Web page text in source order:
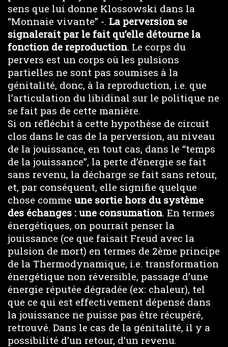
sens que lui donne Klossowski dans la
“Monnaie vivante” -. La perversion se
signalerait par le fait qu’elle détourne la
fonction de reproduction. Le corps du
pervers est un corps où les pulsions
partielles ne sont pas soumises à la
génitalité, donc, à la reproduction, i.e. que
l’articulation du libidinal sur le politique ne
se fait pas de cette manière.
Si on réfléchit à cette hypothèse de circuit
clos dans le cas de la perversion, au niveau
de la jouissance, en tout cas, dans le “temps
de la jouissance”, la perte d’énergie se fait
sans revenu, la décharge se fait sans retour,
et, par conséquent, elle signifie quelque
chose comme une sortie hors du système
des échanges : une consumation. En termes
énergétiques, on pourrait penser la
jouissance (ce que faisait Freud avec la
pulsion de mort) en termes de 2ème principe
de la Thermodynamique, i.e. transformation
énergétique non réversible, passage d’une
énergie réputée dégradée (ex: chaleur), tel
que ce qui est effectivement dépensé dans
la jouissance ne puisse pas être récupéré,
retrouvé. Dans le cas de la génitalité, il y a
possibilité d’un retour, d’un revenu.